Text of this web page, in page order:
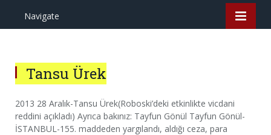
Navigate
Tansu Ürek
2013 28 Aralık-Tansu Ürek(Roboski’deki etkinlikte vicdani
reddini açıkladı) Ayrıca bakınız: Tayfun Gönül Tayfun Gönül-
İSTANBUL-155. maddeden yargılandı, aldığı ceza, para